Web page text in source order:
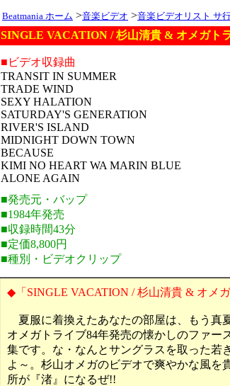
Beatmania ホーム >音楽ビデオ >音楽ビデオリスト サ
SINGLE VACATION / 杉山清貴 & オメガト
■ビデオ収録曲
TRANSIT IN SUMMER
TRADE WIND
SEXY HALATION
SATURDAY'S GENERATION
RIVER'S ISLAND
MIDNIGHT DOWN TOWN
BECAUSE
KIMI NO HEART WA MARIN BLUE
ALONE AGAIN
■発売元・バップ
■1984年発売
■収録時間43分
■定価8,800円
■種別・ビデオクリップ
◆「SINGLE VACATION / 杉山清貴 & オメ
夏服に着換えたあなたの部屋は、もう
オメガトライブ84年発売の懐かしのファー
集です。な・なんとサングラスを取った若
よ～。杉山オメガのビデオで爽やかな風
所が『渚』になるぜ!!